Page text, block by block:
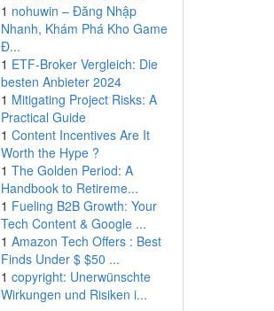
1 nohuwin – Đăng Nhập
Nhanh, Khám Phá Kho Game
Đ...
1 ETF-Broker Vergleich: Die
besten Anbieter 2024
1 Mitigating Project Risks: A
Practical Guide
1 Content Incentives Are It
Worth the Hype ?
1 The Golden Period: A
Handbook to Retireme...
1 Fueling B2B Growth: Your
Tech Content & Google ...
1 Amazon Tech Offers : Best
Finds Under $ $50 ...
1 copyright: Unerwünschte
Wirkungen und Risiken i...